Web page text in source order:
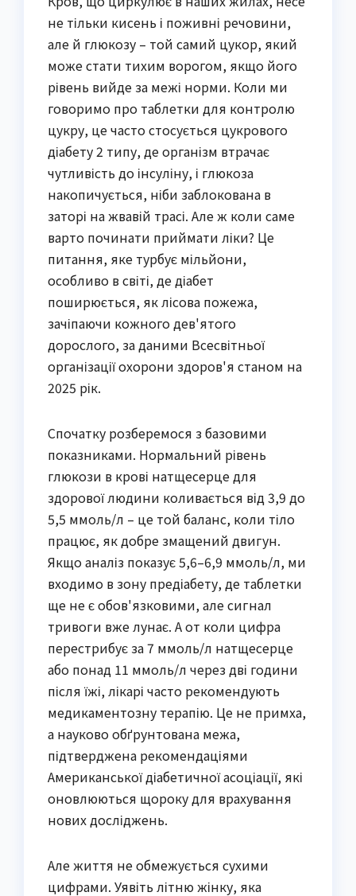
не тільки кисень і поживні речовини,
але й глюкозу – той самий цукор, який
може стати тихим ворогом, якщо його
рівень вийде за межі норми. Коли ми
говоримо про таблетки для контролю
цукру, це часто стосується цукрового
діабету 2 типу, де організм втрачає
чутливість до інсуліну, і глюкоза
накопичується, ніби заблокована в
заторі на жвавій трасі. Але ж коли саме
варто починати приймати ліки? Це
питання, яке турбує мільйони,
особливо в світі, де діабет
поширюється, як лісова пожежа,
зачіпаючи кожного дев'ятого
дорослого, за даними Всесвітньої
організації охорони здоров'я станом на
2025 рік.
Спочатку розберемося з базовими
показниками. Нормальний рівень
глюкози в крові натщесерце для
здорової людини коливається від 3,9 до
5,5 ммоль/л – це той баланс, коли тіло
працює, як добре змащений двигун.
Якщо аналіз показує 5,6–6,9 ммоль/л, ми
входимо в зону предіабету, де таблетки
ще не є обов'язковими, але сигнал
тривоги вже лунає. А от коли цифра
перестрибує за 7 ммоль/л натщесерце
або понад 11 ммоль/л через дві години
після їжі, лікарі часто рекомендують
медикаментозну терапію. Це не примха,
а науково обґрунтована межа,
підтверджена рекомендаціями
Американської діабетичної асоціації, які
оновлюються щороку для врахування
нових досліджень.
Але життя не обмежується сухими
цифрами. Уявіть літню жінку, яка